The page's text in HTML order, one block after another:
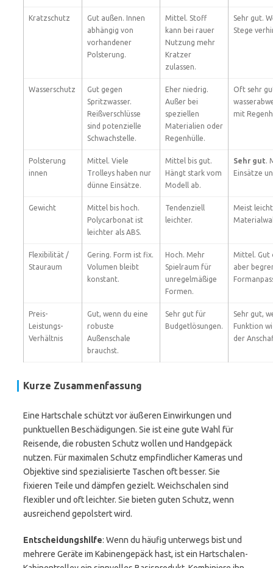
Kratzschutz
Gut außen. Innen
abhängig von
vorhandener
Polsterung.
Mittel. Stoff
kann bei rauer
Nutzung mehr
Kratzer
zulassen.
Sehr gut.
Stege
Wasserschutz
Gut gegen
Spritzwasser.
Reißverschlüsse
sind potenzielle
Schwachstelle.
Eher niedrig.
Außer bei
speziellen
Materialien oder
Regenhülle.
Oft sehr
mit
Polsterung
innen
Mittel. Viele
Trolleys haben nur
dünne Einsätze.
Mittel bis gut.
Hängt stark vom
Modell ab.
Sehr gut.
Einsätze
Gewicht
Mittel bis hoch.
Polycarbonat ist
leichter als ABS.
Tendenziell
leichter.
Meist
Flexibilität /
Stauraum
Gering. Form ist fix.
Volumen bleibt
konstant.
Hoch. Mehr
Spielraum für
unregelmäßige
Formen.
Mittel. Gut
aber
Preis-
Leistungs-
Verhältnis
Gut, wenn du eine
robuste
Außenschale
brauchst.
Sehr gut für
Budgetlösungen.
Sehr gut,
Funktion
der
Kurze Zusammenfassung
Eine Hartschale schützt vor äußeren Einwirkungen und
punktuellen Beschädigungen. Sie ist eine gute Wahl für
Reisende, die robusten Schutz wollen und Handgepäck
nutzen. Für maximalen Schutz empfindlicher Kameras und
Objektive sind spezialisierte Taschen oft besser. Sie
fixieren Teile und dämpfen gezielt. Weichschalen sind
flexibler und oft leichter. Sie bieten guten Schutz, wenn
ausreichend gepolstert wird.
Entscheidungshilfe: Wenn du häufig unterwegs bist und
mehrere Geräte im Kabinengepäck hast, ist ein Hartschalen-